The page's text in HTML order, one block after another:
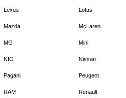
Lexus Lotus
Mazda McLaren
MG Mini
NIO Nissan
Pagani Peugeot
RAM Renault